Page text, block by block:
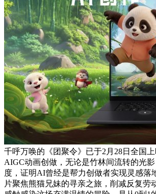
千呼万唤的《团聚令》已于2月28日全国
AIGC动画创做，无论是竹林间流转的光
度，证明AI曾经是帮力创做者实现灵感落
片聚焦熊猫兄妹的寻亲之旅，削减反复劳